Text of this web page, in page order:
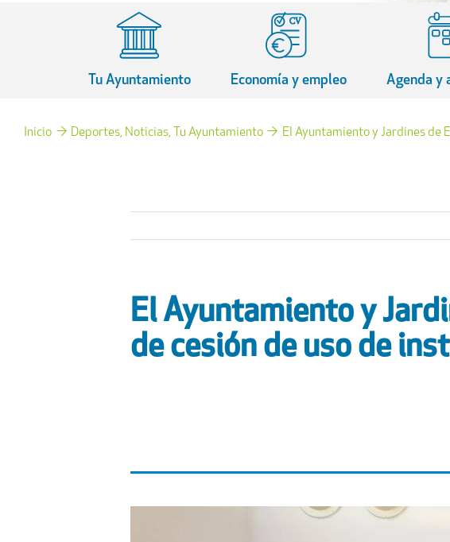
Tu Ayuntamiento Economía y empleo Agenda y
Inicio Deportes Noticias Tu Ayuntamiento El Ayuntamiento y Jardines de
El Ayuntamiento y
de cesión de uso de